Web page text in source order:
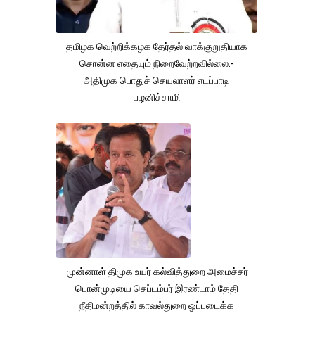
தமிழக வெற்றிக்கழக தேர்தல் வாக்குறுதியாக
சொன்ன எதையும் நிறைவேற்றவில்லை.-
அதிமுக பொதுச் செயலாளர் எடப்பாடி
பழனிச்சாமி
முன்னாள் திமுக உயர் கல்வித்துறை அமைச்சர்
பொன்முடியை செப்டம்பர் இரண்டாம் தேதி
நீதிமன்றத்தில் காவல்துறை ஒப்படைக்க